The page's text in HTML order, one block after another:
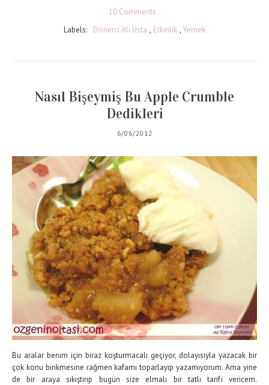
10 Comments
Labels:
Dönerci Ali Usta , Etkinlik , Yemek
Nasıl Bişeymiş Bu Apple Crumble
Dedikleri
6/06/2012
Bu aralar benim için biraz koşturmacalı geçiyor, dolayısıyla yazacak bir
çok konu birikmesine rağmen kafamı toparlayıp yazamıyorum. Ama yine
de bir araya sıkıştırıp bugün size elmalı bir tatlı tarifi vericem.